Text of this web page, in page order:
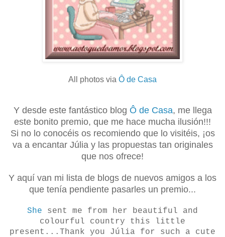
All photos via Ô de Casa
Y desde este fantástico blog Ô de Casa, me llega
este bonito premio, que me hace mucha ilusión!!!
Si no lo conocéis os recomiendo que lo visitéis, ¡os
va a encantar Júlia y las propuestas tan originales
que nos ofrece!
Y aquí van mi lista de blogs de nuevos amigos a los
que tenía pendiente pasarles un premio...
She sent me from her beautiful and
colourful country this little
present...Thank you Júlia for such a cute